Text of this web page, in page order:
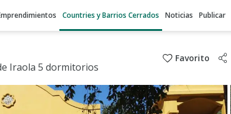
Countries y Barrios Cerrados Noticias Publicar
Iraola 5 dormitorios
Favorito